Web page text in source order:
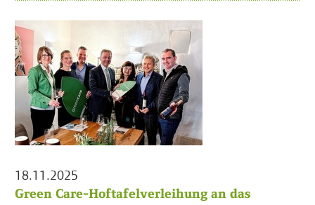
18.11.2025
Green Care-Hoftafelverleihung an das